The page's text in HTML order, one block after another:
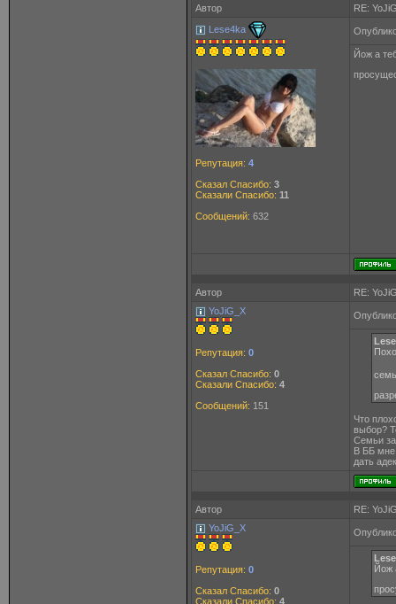
Автор
RE:
Lese4ka
Репутация: 4
Сказал Спасибо: 3
Сказали Спасибо: 11
Сообщений: 632
Йож а
Автор
RE:
YoJiG_X
Репутация: 0
Сказал Спасибо: 0
Сказали Спасибо: 4
Сообщений: 151
Что
выбор?
Семьи
В ББ мне
дать
Автор
RE:
YoJiG_X
Репутация: 0
Сказал Спасибо: 0
Сказали Спасибо: 4
Йож